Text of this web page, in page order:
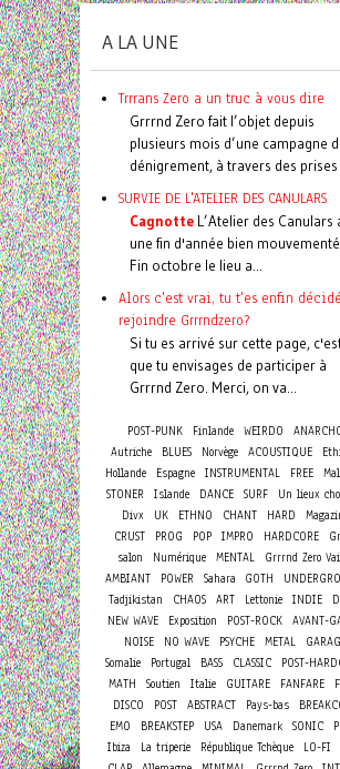
A LA UNE
Trrrans Zero a un truc à vous dire
Grrrnd Zero fait l’objet depuis
plusieurs mois d’une campagne
dénigrement, à travers des prises
SURVIE DE L'ATELIER DES CANULARS
Cagnotte L’Atelier des Canulars
une fin d'année bien
Fin octobre le lieu a...
Alors c'est vrai, tu t'es enfin
rejoindre Grrrndzero?
Si tu es arrivé sur cette page,
que tu envisages de participer à
Grrrnd Zero. Merci, on va...
POST-PUNK Finlande WEIRDO
Autriche
BLUES Norvège ACOUSTIQUE
Hollande
Espagne INSTRUMENTAL FREE
STONER
Islande DANCE SURF
Un lieux
Divx
UK ETHNO CHANT HARD
CRUST
PROG POP IMPRO HARDCORE
salon
Numérique MENTAL
Grrrnd Zero
AMBIANT
POWER Sahara GOTH
Tadjikistan
CHAOS ART Lettonie INDIE
NEW WAVE
Exposition POST-ROCK
AVANT-
NOISE
NO WAVE PSYCHE METAL
Somalie
Portugal BASS CLASSIC
POST-
MATH
Soutien Italie GUITARE FANFARE
DISCO
POST ABSTRACT Pays-bas
EMO
BREAKSTEP USA Danemark SONIC
Ibiza
La triperie République Tchèque LO-FI